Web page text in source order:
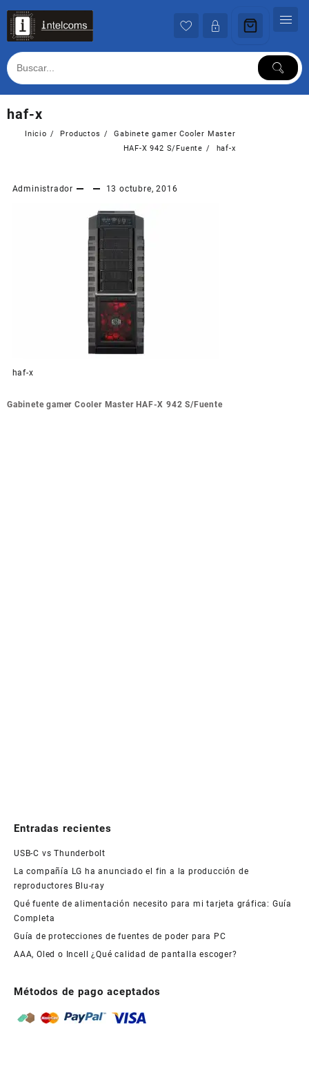
contenido
haf-x
Inicio Productos
Gabinete gamer Cooler Master
HAF-X 942 S/Fuente
haf-x
Administrador 13 octubre, 2016
haf-x
Navegación
Gabinete gamer Cooler Master HAF-X 942 S/Fuente
Entradas recientes
USB-C vs Thunderbolt
La compañía LG ha anunciado el fin a la producción de
reproductores Blu-ray
Qué fuente de alimentación necesito para mi tarjeta gráfica: Guía
Completa
Guía de protecciones de fuentes de poder para PC
AAA, Oled o Incell ¿Qué calidad de pantalla escoger?
Métodos de pago aceptados